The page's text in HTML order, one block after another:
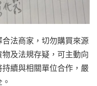
法商家，切勿購買來源
及法規存疑，可主動向
續與相關單位合作，嚴